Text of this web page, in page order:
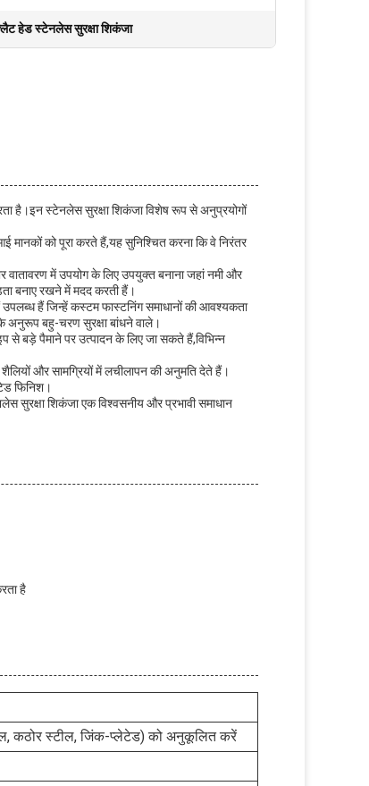
हेड स्टेनलेस सुरक्षा शिकंजा
है।इन स्टेनलेस सुरक्षा शिकंजा विशेष रूप से अनुप्रयोगों
को पूरा करते हैं,यह सुनिश्चित करना कि वे निरंतर
वातावरण में उपयोग के लिए उपयुक्त बनाना जहां नमी और
बनाए रखने में मदद करती हैं।
हैं जिन्हें कस्टम फास्टनिंग समाधानों की आवश्यकता
अनुरूप बहु-चरण सुरक्षा बांधने वाले।
से बड़े पैमाने पर उत्पादन के लिए जा सकते हैं,विभिन्न
और सामग्रियों में लचीलापन की अनुमति देते हैं।
फिनिश।
सुरक्षा शिकंजा एक विश्वसनीय और प्रभावी समाधान
है
कठोर स्टील, जिंक-प्लेटेड) को अनुकूलित करें